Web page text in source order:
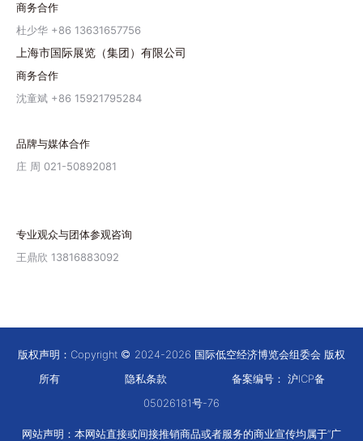
商务合作
杜少华 +86 13631657756
上海市国际展览（集团）有限公司
商务合作
沈童斌 +86 15921795284
品牌与媒体合作
庄 周 021-50892081
专业观众与团体参观咨询
王鼎欣 13816883092
版权声明：Copyright
2024-2026 国际低空经济博览会组委会 版权
所有
隐私条款 备案编号： 沪ICP备
05026181号-76
网站声明：本网站直接或间接推销商品或者服务的商业宣传均属于“广